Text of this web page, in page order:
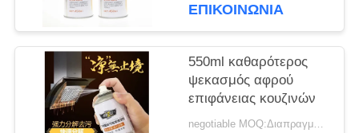
ΕΠΙΚΟΙΝΩΝΙΑ
550ml καθαρότερος
ψεκασμός αφρού
επιφάνειας κουζινών
negotiable MOQ:Διαπραγματεύσιμος